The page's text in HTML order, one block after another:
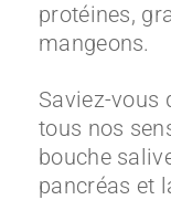
protéines,
mangeons.
Saviez-vous
tous nos
bouche
pancréas et